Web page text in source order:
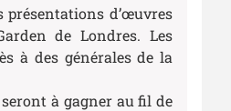
présentations d’œuvres
de Londres. Les
à des générales de la
à gagner au fil de